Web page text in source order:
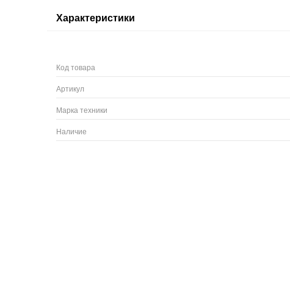
Характеристики
Код товара
Артикул
Марка техники
Наличие